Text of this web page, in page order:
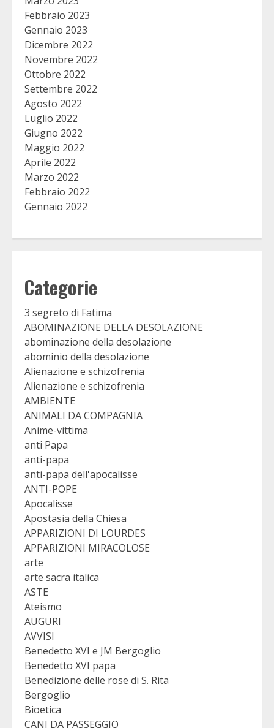
Febbraio 2023
Gennaio 2023
Dicembre 2022
Novembre 2022
Ottobre 2022
Settembre 2022
Agosto 2022
Luglio 2022
Giugno 2022
Maggio 2022
Aprile 2022
Marzo 2022
Febbraio 2022
Gennaio 2022
Categorie
3 segreto di Fatima
ABOMINAZIONE DELLA DESOLAZIONE
abominazione della desolazione
abominio della desolazione
Alienazione e schizofrenia
Alienazione e schizofrenia
AMBIENTE
ANIMALI DA COMPAGNIA
Anime-vittima
anti Papa
anti-papa
anti-papa dell'apocalisse
ANTI-POPE
Apocalisse
Apostasia della Chiesa
APPARIZIONI DI LOURDES
APPARIZIONI MIRACOLOSE
arte
arte sacra italica
ASTE
Ateismo
AUGURI
AVVISI
Benedetto XVI e JM Bergoglio
Benedetto XVI papa
Benedizione delle rose di S. Rita
Bergoglio
Bioetica
CANI DA PASSEGGIO